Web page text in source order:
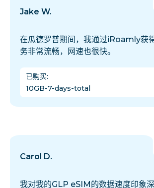
Jake W.
在瓜德罗普期间，我通过iRoamly获
务非常流畅，网速也很快。
已购买:
10GB-7-days-total
Carol D.
我对我的GLP eSIM的数据速度印象